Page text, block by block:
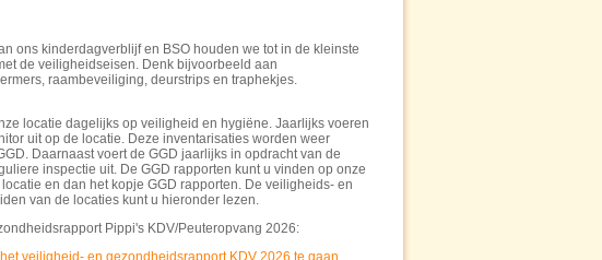
ons kinderdagverblijf en BSO houden we tot in de kleinste
de veiligheidseisen. Denk bijvoorbeeld aan
raambeveiliging, deurstrips en traphekjes.
locatie dagelijks op veiligheid en hygiëne. Jaarlijks voeren
uit op de locatie. Deze inventarisaties worden weer
Daarnaast voert de GGD jaarlijks in opdracht van de
inspectie uit. De GGD rapporten kunt u vinden op onze
en dan het kopje GGD rapporten. De veiligheids- en
van de locaties kunt u hieronder lezen.
Pippi's KDV/Peuteropvang 2026:
veiligheid- en gezondheidsrapport KDV 2026 te gaan.